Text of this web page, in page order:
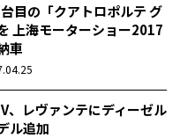
目の「クアトロポルテ グ
上海モーターショー2017
車
、レヴァンテにディーゼル
ル追加